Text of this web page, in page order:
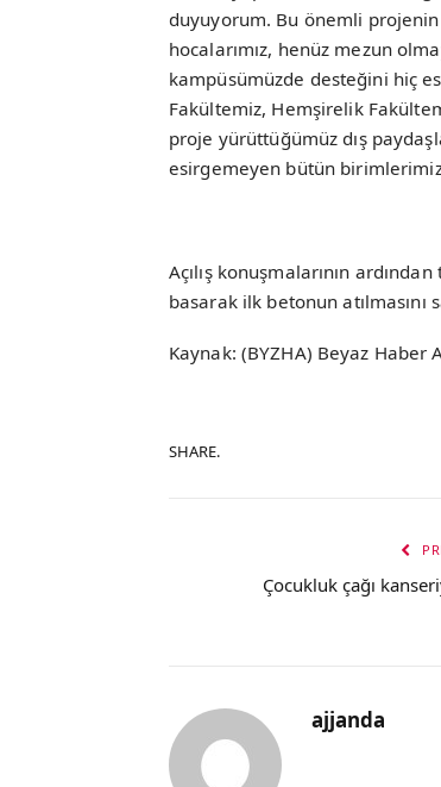
duyuyorum. Bu önemli projenin
hocalarımız, henüz mezun
kampüsümüzde desteğini hiç
Fakültemiz, Hemşirelik
proje yürüttüğümüz dış
esirgemeyen bütün
Açılış konuşmalarının
basarak ilk betonun atılmasını
Kaynak: (BYZHA) Beyaz Haber
SHARE.
Çocukluk çağı
ajjanda